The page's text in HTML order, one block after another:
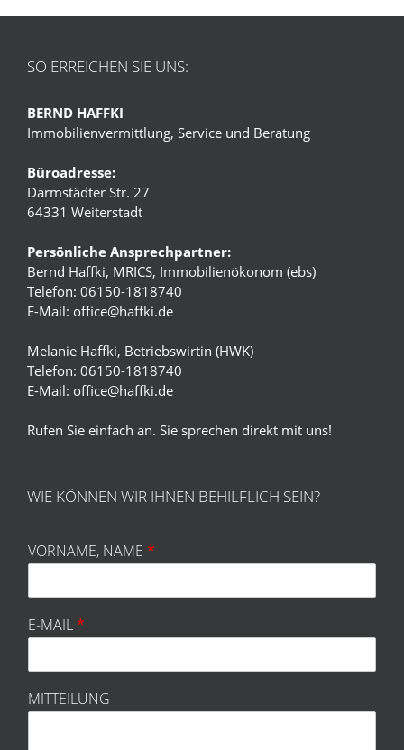
SO ERREICHEN SIE UNS:
BERND HAFFKI
Immobilienvermittlung, Service und Beratung
Büroadresse:
Darmstädter Str. 27
64331 Weiterstadt
Persönliche Ansprechpartner:
Bernd Haffki, MRICS, Immobilienökonom (ebs)
Telefon: 06150-1818740
E-Mail: office@haffki.de
Melanie Haffki, Betriebswirtin (HWK)
Telefon: 06150-1818740
E-Mail: office@haffki.de
Rufen Sie einfach an. Sie sprechen direkt mit uns!
WIE KÖNNEN WIR IHNEN BEHILFLICH SEIN?
VORNAME, NAME *
E-MAIL*
MITTEILUNG